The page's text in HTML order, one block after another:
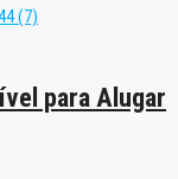
para Alugar